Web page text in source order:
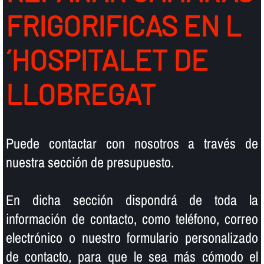
FRIGORIFICAS EN L
´HOSPITALET DE
LLOBREGAT
Puede contactar con nosotros a través de
nuestra sección de presupuesto.
En dicha sección dispondrá de toda la
información de contacto, como teléfono, correo
electrónico o nuestro formulario personalizado
de contacto, para que le sea más cómodo el